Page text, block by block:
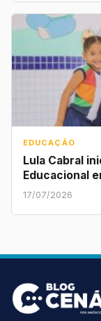
EDUCAÇÃO
Lula Cabral
Educacional
17/07/2026